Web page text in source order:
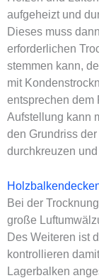
aufgeheizt und
Dieses muss
erforderlichen
stemmen kann,
mit
entsprechen dem
Aufstellung kann
den Grundriss
durchkreuzen
Bei der
große
Des Weiteren ist
kontrollieren
Lagerbalken